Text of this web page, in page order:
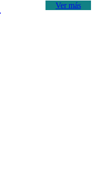
Ver más